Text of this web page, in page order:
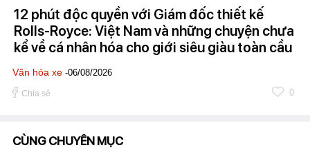
12 phút độc quyền với Giám đốc thiết kế
Rolls-Royce: Việt Nam và những chuyện chưa
kể về cá nhân hóa cho giới siêu giàu toàn cầu
Văn hóa xe -06/08/2026
Chia sẻ 0
CÙNG CHUYÊN MỤC